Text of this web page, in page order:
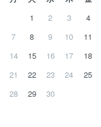
1
2 3
4
7 8 9 10
11
14 15 16 17
18
21 22 23 24
25
28 29 30